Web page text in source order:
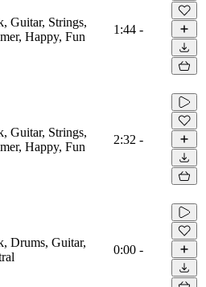
Guitar, Strings,
Happy, Fun
1:44 -
Guitar, Strings,
Happy, Fun
2:32 -
Drums, Guitar,
0:00 -